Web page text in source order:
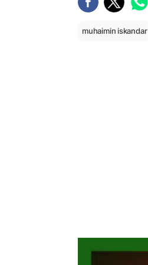
muhaimin iskandar